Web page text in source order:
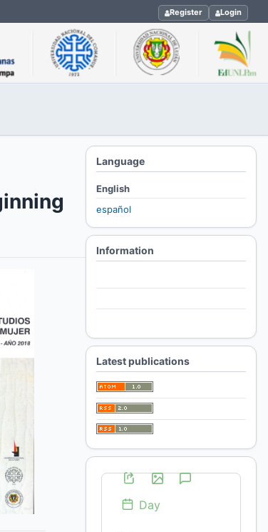
Register Login
Language
English
español
Information
Latest publications